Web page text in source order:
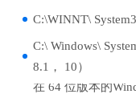
C:\WINNT\
C:\ Windows\
8.1， 10）
在 64 位版本的